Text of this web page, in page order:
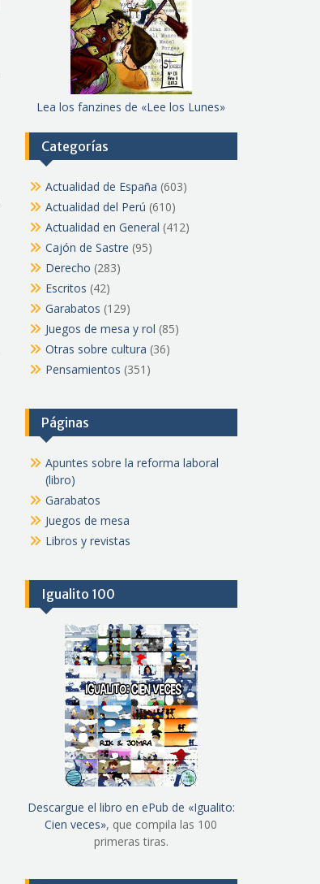
Lea los fanzines de «Lee los Lunes»
Categorías
Actualidad de España (603)
Actualidad del Perú (610)
Actualidad en General (412)
Cajón de Sastre (95)
Derecho (283)
Escritos (42)
Garabatos (129)
Juegos de mesa y rol (85)
Otras sobre cultura (36)
Pensamientos (351)
Páginas
Apuntes sobre la reforma laboral
(libro)
Garabatos
Juegos de mesa
Libros y revistas
Igualito 100
Descargue el libro en ePub de «Igualito:
Cien veces», que compila las 100
primeras tiras.